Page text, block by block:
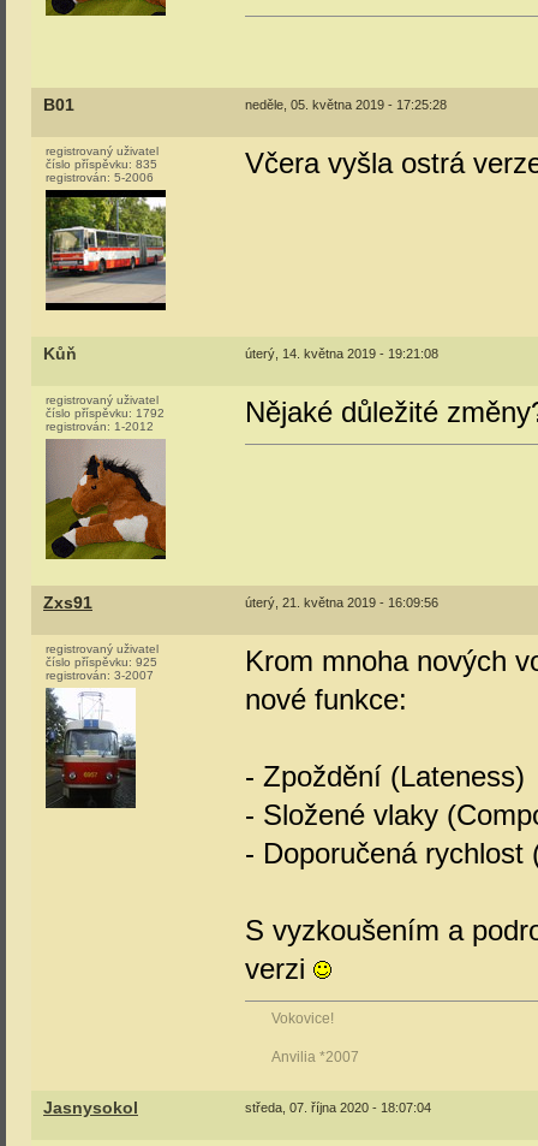
B01 neděle, 05. května 2019 - 17:25:28
registrovaný uživatel
číslo příspěvku: 835
registrován: 5-2006 Včera vyšla ostrá
Kůň úterý, 14. května 2019 - 19:21:08
registrovaný uživatel
číslo příspěvku: 1792
registrován: 1-2012 Nějaké důležité
Zxs91 úterý, 21. května 2019 - 16:09:56
registrovaný uživatel
číslo příspěvku: 925
registrován: 3-2007
Krom mnoha nových
nové funkce:
- Zpoždění (Lateness)
- Složené vlaky
- Doporučená rychlost
S vyzkoušením a
verzi
Vokovice!
Anvilia *2007
Jasnysokol středa, 07. října 2020 - 18:07:04